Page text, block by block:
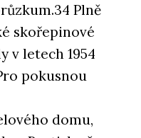
Plně
skořepinové
v letech 1954
pokusnou
domu,